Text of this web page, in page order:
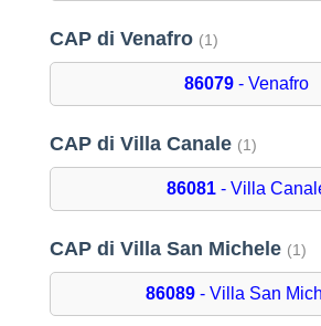
CAP di Venafro (1)
86079 - Venafro
CAP di Villa Canale (1)
86081- Villa
CAP di Villa San Michele (1)
86089 - Villa San